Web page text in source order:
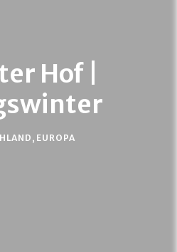
Hof |
, EUROPA